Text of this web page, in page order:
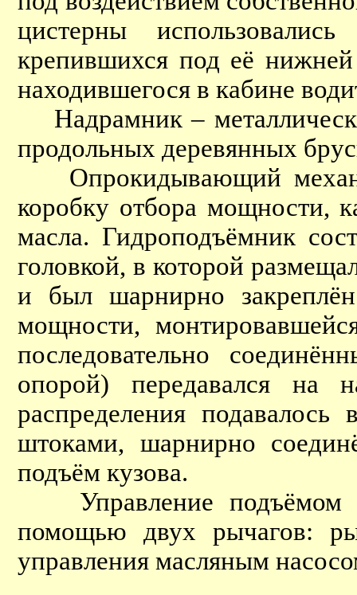
цистерны
крепившихся под её
находившегося в кабине
Надрамник –
продольных деревянных
Опрокидывающий
коробку отбора мощности,
масла. Гидроподъёмник
головкой, в которой
и был шарнирно
мощности,
последовательно
опорой) передавался на
распределения
штоками, шарнирно
подъём кузова.
Управление подъёмом и
помощью двух рычагов:
управления масляным